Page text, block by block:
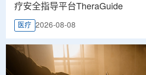
疗安全指导平台TheraGuide
医疗 2026-08-08